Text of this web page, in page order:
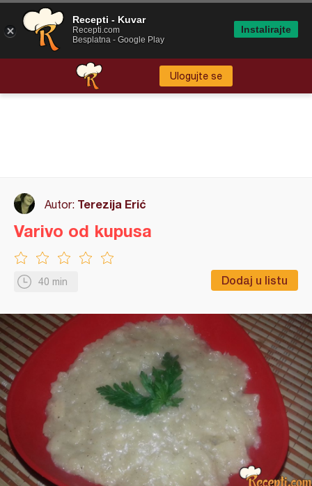
Ulogujte se
Autor: Terezija Erić
40 min Dodaj u listu
Varivo od kupusa
Recepti - Kuvar
Recepti.com
Besplatna - Google Play
Instalirajte